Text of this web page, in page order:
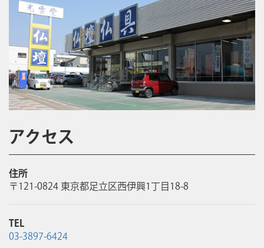
アクセス
住所
〒121-0824 東京都足立区西伊興1丁目18-8
TEL
03-3897-6424